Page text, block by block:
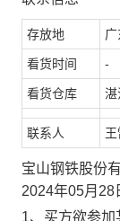
存放地
看货时间 -
看货仓库 湛
联系人 王
宝山钢铁股份
2024年05月28
1、买方欲参